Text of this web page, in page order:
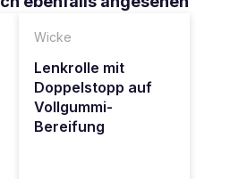
Wicke
Lenkrolle mit
Doppelstopp auf
Vollgummi-
Bereifung